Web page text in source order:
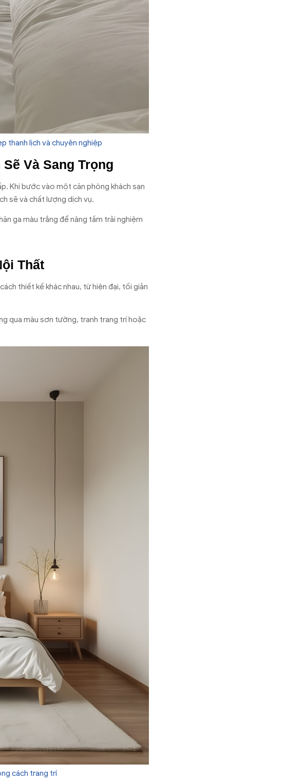
thanh lịch và chuyên nghiệp
Và Sang Trọng
Khi bước vào một căn phòng khách sạn
sẽ và chất lượng dịch vụ.
ga màu trắng để nâng tầm trải nghiệm
Thất
thiết kế khác nhau, từ hiện đại, tối giản
qua màu sơn tường, tranh trang trí hoặc
cách trang trí